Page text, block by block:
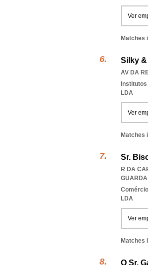
Ver
Matches
Silky
AV DA
LDA
Ver
Matches
Sr.
R DA
GUARDA
LDA
Ver
Matches
O Sr.